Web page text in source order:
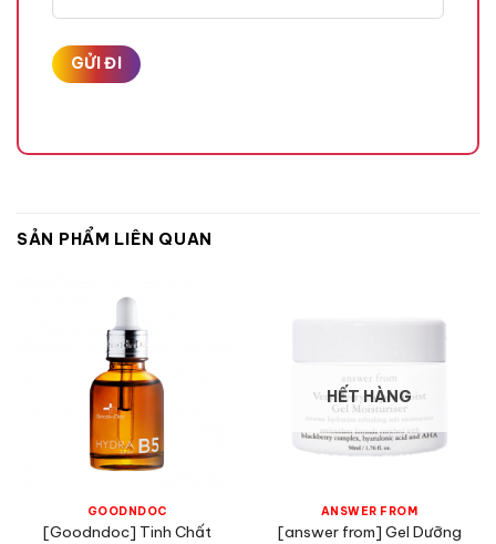
SẢN PHẨM LIÊN QUAN
GOODNDOC
[Goodndoc] Tinh Chất
HẾT HÀNG
ANSWER FROM
[answer from] Gel Dưỡng